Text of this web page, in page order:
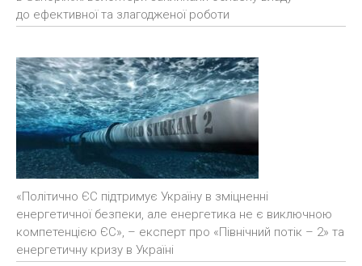
до ефективної та злагодженої роботи
«Політично ЄС підтримує Україну в зміцненні
енергетичної безпеки, але енергетика не є виключною
компетенцією ЄС», – експерт про «Північний потік – 2» та
енергетичну кризу в Україні